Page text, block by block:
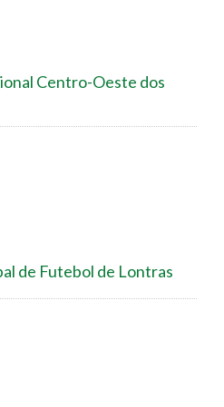
Centro-Oeste dos
de Futebol de Lontras